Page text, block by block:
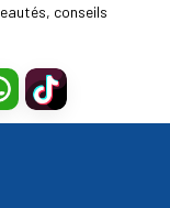
conseils